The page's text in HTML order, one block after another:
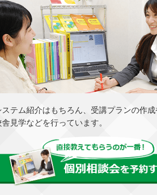
ステム紹介はもちろん、受講プランの作成
見学などを行っています。